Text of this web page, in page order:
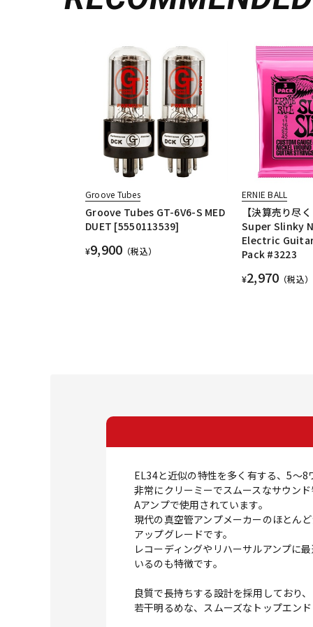
Groove Tubes
Groove Tubes GT-6V6-S MED
DUET [5550113539]
¥9,900 （税込）
ERNIE BALL
【決算売り尽
Super Slinky
Electric
Pack #3223
¥2,970 （税込）
EL34と近似の特性を多く有する、5～8
非常にクリーミーでスムースなサウン
Aアンプで使用されています。
現代の真空管アンプメーカーのほとん
アップグレードです。
レコーディングやリハーサルアンプに
いるのも特徴です。
良質で長持ちする設計を採用しており
若干明るめな、スムーズなトップエン